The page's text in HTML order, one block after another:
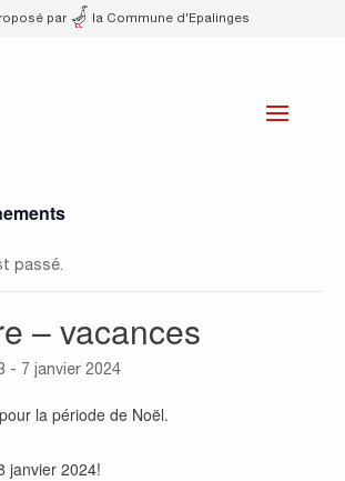
par la Commune d'Epalinges
passé.
– vacances
- 7 janvier 2024
la période de Noël.
janvier 2024!